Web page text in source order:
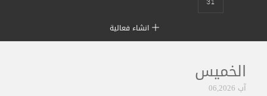
انشاء فعالية
الخميس
آب 06,2026